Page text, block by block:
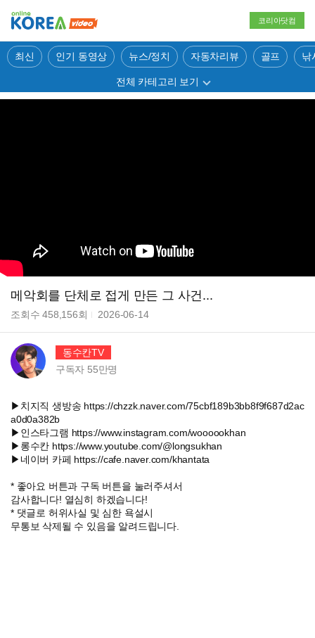
코리아닷컴
최신 인기 동영상 뉴스/정치 자동차리뷰 골프 낚
전체 카테고리 보기
메악회를 단체로 접게 만든 그 사건...
조회수458,156회 2026-06-14
동수칸TV
구독자 55만명
▶치지직 생방송 https://chzzk.naver.com/75cbf189b3bb8f9f687d2ac
a0d0a382b
▶인스타그램 https://www.instagram.com/woooookhan
▶롱수칸 https://www.youtube.com/@longsukhan
▶네이버 카페 https://cafe.naver.com/khantata
* 좋아요 버튼과 구독 버튼을 눌러주셔서
감사합니다! 열심히 하겠습니다!
* 댓글로 허위사실 및 심한 욕설시
무통보 삭제될 수 있음을 알려드립니다.